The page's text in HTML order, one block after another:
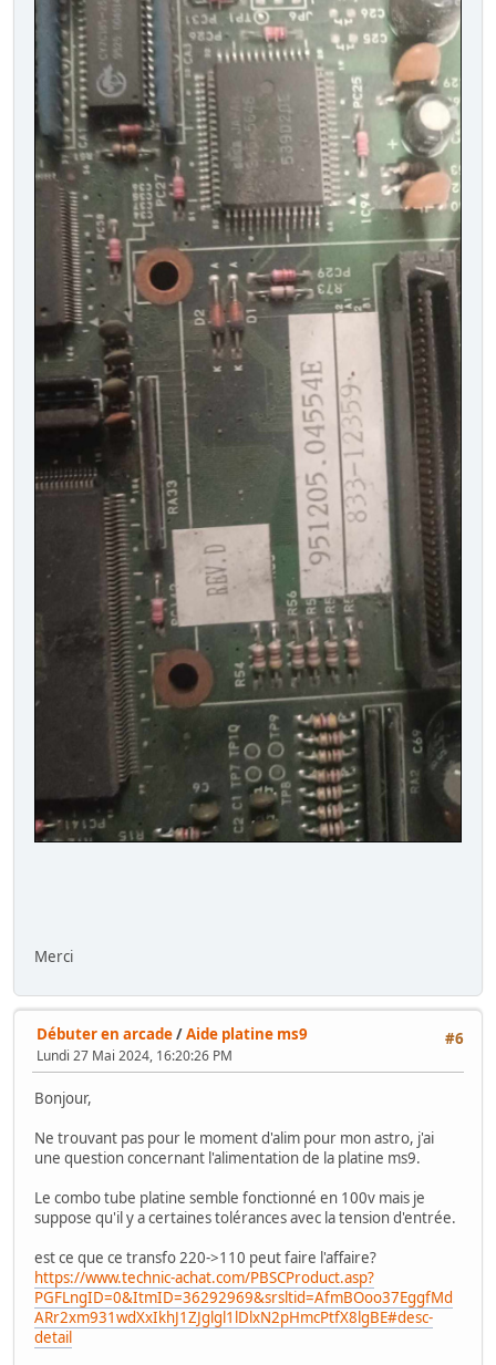
Merci
#6
Débuter en arcade/Aide platine ms9
Lundi 27 Mai 2024, 16:20:26 PM
Bonjour,
Ne trouvant pas pour le moment d'alim pour mon astro, j'ai
une question concernant l'alimentation de la platine ms9.
Le combo tube platine semble fonctionné en 100v mais je
suppose qu'il y a certaines tolérances avec la tension d'entrée.
est ce que ce transfo 220->110 peut faire l'affaire?
https://www.technic-achat.com/PBSCProduct.asp?
PGFLngID=0&ItmID=36292969&srsltid=AfmBOoo37EggfMd
ARr2xm931wdXxIkhJ1ZJglgl1lDlxN2pHmcPtfX8lgBE#desc-
detail